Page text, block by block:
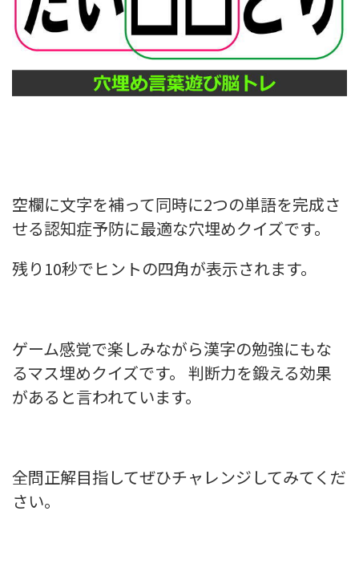
空欄に文字を補って同時に2つの単語を完成さ
せる認知症予防に最適な穴埋めクイズです。
残り10秒でヒントの四角が表示されます。
ゲーム感覚で楽しみながら漢字の勉強にもな
るマス埋めクイズです。 判断力を鍛える効果
があると言われています。
全問正解目指してぜひチャレンジしてみてくだ
さい。